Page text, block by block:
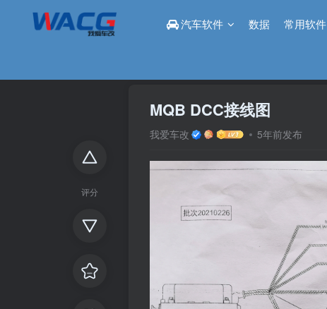
汽车软件 数据 常用软件
评分
MQB DCC接线图
我爱车改 5年前发布